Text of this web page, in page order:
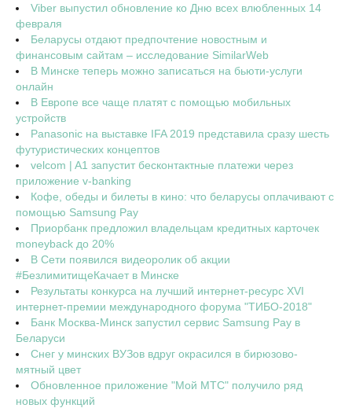
Viber выпустил обновление ко Дню всех влюбленных 14
февраля
Беларусы отдают предпочтение новостным и
финансовым сайтам – исследование SimilarWeb
В Минске теперь можно записаться на бьюти-услуги
онлайн
В Европе все чаще платят с помощью мобильных
устройств
Panasonic на выставке IFA 2019 представила сразу шесть
футуристических концептов
velcom | A1 запустит бесконтактные платежи через
приложение v-banking
Кофе, обеды и билеты в кино: что беларусы оплачивают с
помощью Samsung Pay
Приорбанк предложил владельцам кредитных карточек
moneyback до 20%
В Сети появился видеоролик об акции
#БезлимитищеКачает в Минске
Результаты конкурса на лучший интернет-ресурс XVI
интернет-премии международного форума "ТИБО-2018"
Банк Москва-Минск запустил сервис Samsung Pay в
Беларуси
Снег у минских ВУЗов вдруг окрасился в бирюзово-
мятный цвет
Обновленное приложение "Мой МТС" получило ряд
новых функций